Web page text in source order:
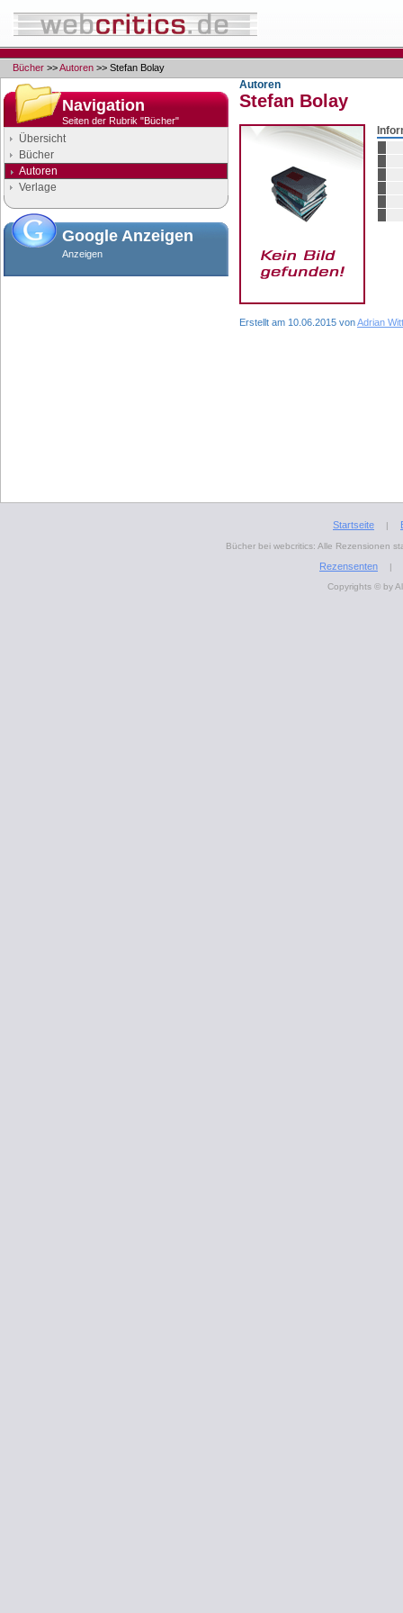
Bücher >>Autoren >> Stefan Bolay
Navigation
Seiten der Rubrik "Bücher"
Übersicht
Bücher
Autoren
Verlage
Google Anzeigen
Anzeigen
Autoren
Stefan Bolay
Erstellt am 10.06.2015 vonAdrian Witt
Startseite |
Bücher bei webcritics: Alle Rezensionen
Rezensenten
|
Copyrights © by